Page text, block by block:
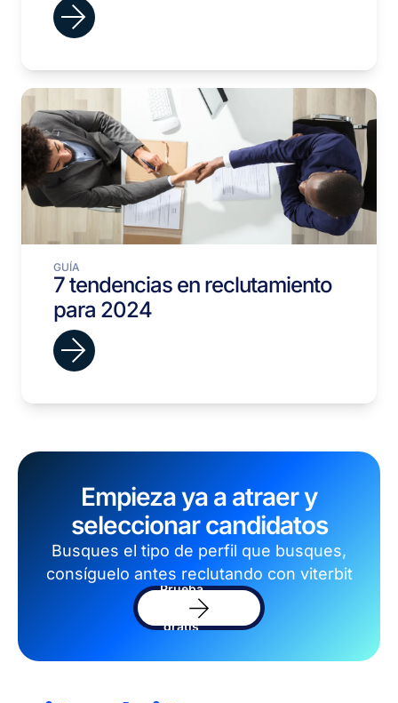
GUÍA
7 tendencias en reclutamiento
para 2024
Empieza ya a atraer y
seleccionar candidatos
Busques el tipo de perfil que busques,
consíguelo antes reclutando con viterbit
Prueba
software
gratis